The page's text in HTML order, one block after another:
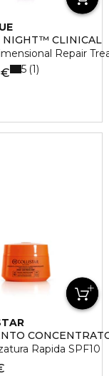
NIGHT™ CLINICAL
Repair
€ 5 1
OCCHIAIE
Rapida SPF10